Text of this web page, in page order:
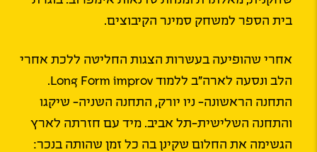
בית הספר למשחק סמינר הקיבוצים.
אחרי שהופיעה בעשרות הצגות החליטה ללכת אחרי
הלב ונסעה לארה"ב ללמוד Long Form improv.
התחנה הראשונה- ניו יורק, התחנה השניה- שיקגו
והתחנה השלישית-תל אביב. מיד עם חזרתה לארץ
הגשימה את החלום שקינן בה כל זמן שהותה בנכר: